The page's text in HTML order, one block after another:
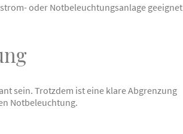
oder Notbeleuchtungsanlage geeignet
sein. Trotzdem ist eine klare Abgrenzung
Notbeleuchtung.